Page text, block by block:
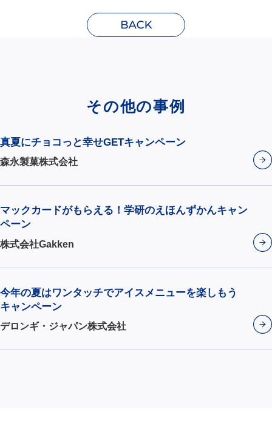
その他の事例
真夏にチョコっと幸せGETキャンペーン
森永製菓株式会社
マックカードがもらえる！学研のえほんずかんキャン
ペーン
株式会社Gakken
今年の夏はワンタッチでアイスメニューを楽しもう
キャンペーン
デロンギ・ジャパン株式会社